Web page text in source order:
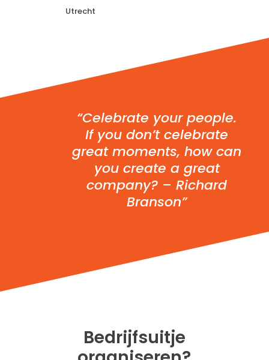
Utrecht
“Celebrate your people.
If you don’t celebrate
great moments, how can
you create a great
company? – Richard
Branson”
Bedrijfsuitje